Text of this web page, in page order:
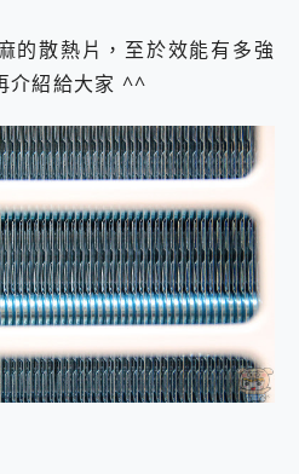
的散熱片，至於效能有多強
介紹給大家 ^^